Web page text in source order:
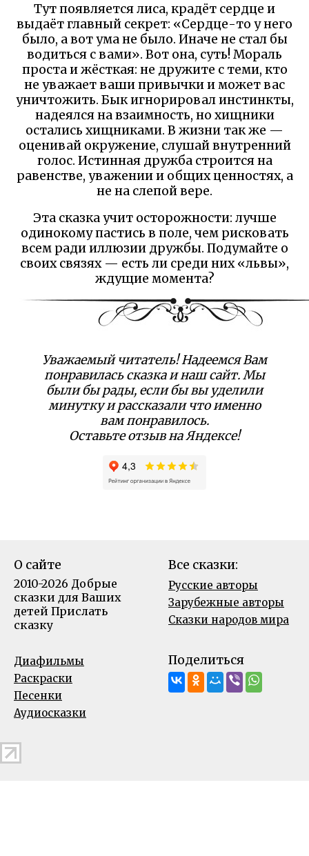
Тут появляется лиса, крадёт сердце и
выдаёт главный секрет: «Сердце-то у него
было, а вот ума не было. Иначе не стал бы
водиться с вами». Вот она, суть! Мораль
проста и жёсткая: не дружите с теми, кто
не уважает ваши привычки и может вас
уничтожить. Бык игнорировал инстинкты,
надеялся на взаимность, но хищники
остались хищниками. В жизни так же —
оценивай окружение, слушай внутренний
голос. Истинная дружба строится на
равенстве, уважении и общих ценностях, а
не на слепой вере.
Эта сказка учит осторожности: лучше
одинокому пастись в поле, чем рисковать
всем ради иллюзии дружбы. Подумайте о
своих связях — есть ли среди них «львы»,
ждущие момента?
Уважаемый читатель! Надеемся Вам
понравилась сказка и наш сайт. Мы
были бы рады, если бы вы уделили
минутку и рассказали что именно
вам понравилось.
Оставьте отзыв на Яндексе!
О сайте
2010-2026 Добрые
сказки для Ваших
детей Прислать
сказку
Все сказки:
Русские авторы
Зарубежные авторы
Сказки народов мира
Диафильмы
Раскраски
Песенки
Аудиосказки
Поделиться